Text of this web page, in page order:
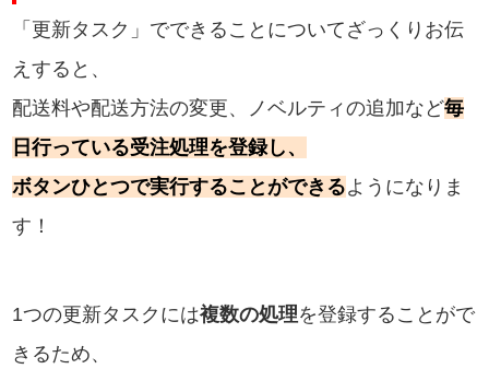
「更新タスク」でできることについてざっくりお伝
えすると、
配送料や配送方法の変更、ノベルティの追加など毎
日行っている受注処理を登録し、
ボタンひとつで実行することができるようになりま
す！
1つの更新タスクには複数の処理を登録することがで
きるため、